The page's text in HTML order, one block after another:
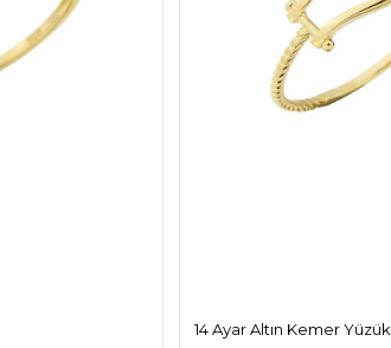
14 Ayar Altın Kemer Yüzük